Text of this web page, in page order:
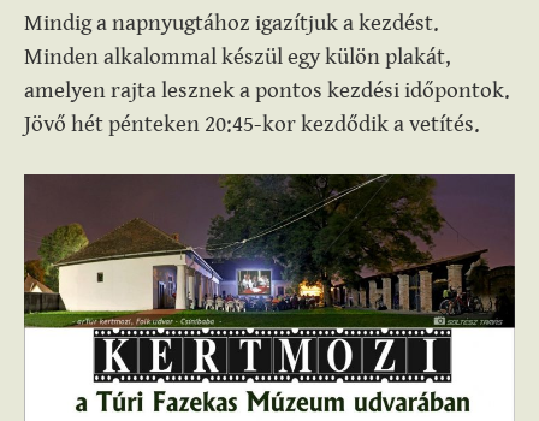
Mindig a napnyugtához igazítjuk a kezdést.
Minden alkalommal készül egy külön plakát,
amelyen rajta lesznek a pontos kezdési időpontok.
Jövő hét pénteken 20:45-kor kezdődik a vetítés.